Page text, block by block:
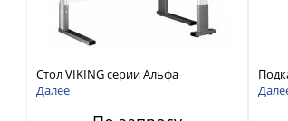
Стол VIKING серии Альфа
нестандартной формы
Далее
СТ-Б